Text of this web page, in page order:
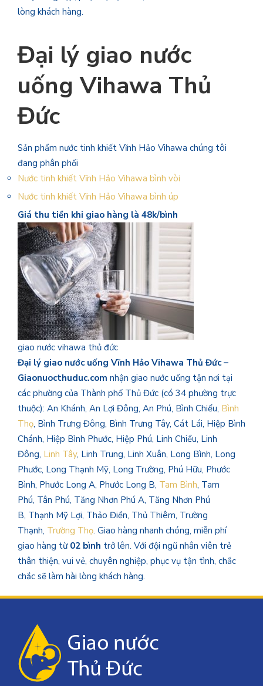
lòng khách hàng.
Đại lý giao nước
uống Vihawa Thủ
Đức
Sản phẩm nước tinh khiết Vĩnh Hảo Vihawa chúng tôi
đang phân phối
Nước tinh khiết Vĩnh Hảo Vihawa bình vòi
Nước tinh khiết Vĩnh Hảo Vihawa bình úp
Giá thu tiền khi giao hàng là 48k/bình
giao nước vihawa thủ đức
Đại lý giao nước uống Vĩnh Hảo Vihawa Thủ Đức –
Giaonuocthuduc.com nhận giao nước uống tận nơi tại
các phường của Thành phố Thủ Đức (có 34 phường trực
thuộc): An Khánh, An Lợi Đông, An Phú, Bình Chiểu, Bình
Thọ, Bình Trưng Đông, Bình Trưng Tây, Cát Lái, Hiệp Bình
Chánh, Hiệp Bình Phước, Hiệp Phú, Linh Chiểu, Linh
Đông, Linh Tây, Linh Trung, Linh Xuân, Long Bình, Long
Phước, Long Thạnh Mỹ, Long Trường, Phú Hữu, Phước
Bình, Phước Long A, Phước Long B, Tam Bình, Tam
Phú, Tân Phú, Tăng Nhơn Phú A, Tăng Nhơn Phú
B, Thạnh Mỹ Lợi, Thảo Điền, Thủ Thiêm, Trường
Thạnh, Trường Thọ. Giao hàng nhanh chóng, miễn phí
giao hàng từ 02 bình trở lên. Với đội ngũ nhân viên trẻ
thân thiện, vui vẻ, chuyên nghiệp, phục vụ tận tình, chắc
chắc sẽ làm hài lòng khách hàng.